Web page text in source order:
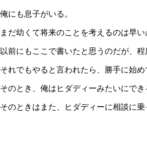
俺にも息子がいる。
まだ幼くて将来のことを考えるのは早
以前にもここで書いたと思うのだが、
それでもやると言われたら、勝手に始
そのとき、俺はヒダディーみたいにで
そのときはまた、ヒダディーに相談に乗